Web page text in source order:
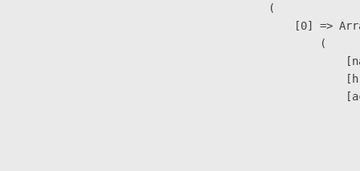
                (
[0] =>
                        (